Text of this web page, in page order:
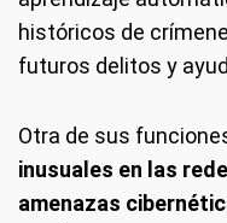
históricos de
futuros delitos y
Otra de sus
inusuales en las
amenazas